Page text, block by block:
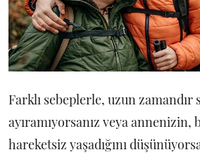
Farklı sebeplerle, uzun zamandır
ayıramıyorsanız veya annenizin,
hareketsiz yaşadığını